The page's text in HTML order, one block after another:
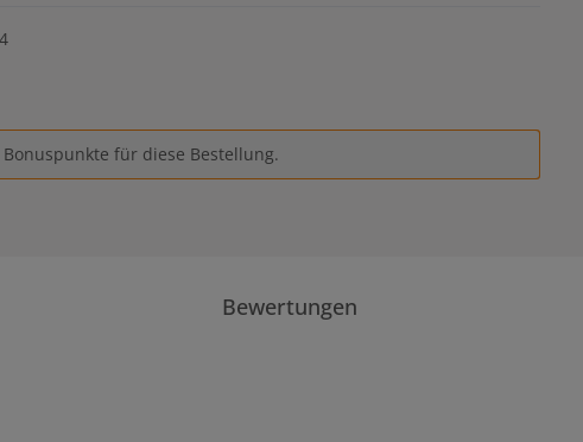
für diese Bestellung.
Bewertungen